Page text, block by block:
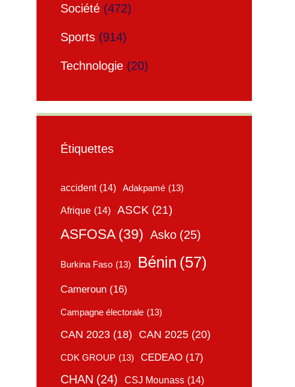
Société (472)
Sports (914)
Technologie (20)
Étiquettes
accident (14) Adakpamé (13)
Afrique (14) ASCK (21)
ASFOSA (39) Asko (25)
Burkina Faso (13) Bénin (57)
Cameroun (16)
Campagne électorale (13)
CAN 2023 (18) CAN 2025 (20)
CDK GROUP (13) CEDEAO (17)
CHAN (24) CSJ Mounass (14)